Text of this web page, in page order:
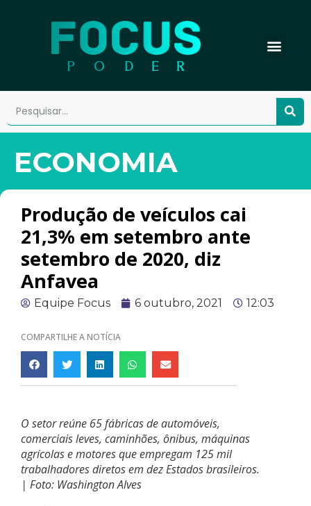
ECONOMIA
Produção de veículos cai
21,3% em setembro ante
setembro de 2020, diz
Anfavea
Equipe Focus 6 outubro, 2021 12:03
COMPARTILHE A NOTÍCIA
O setor reúne 65 fábricas de automóveis,
comerciais leves, caminhões, ônibus, máquinas
agrícolas e motores que empregam 125 mil
trabalhadores diretos em dez Estados brasileiros.
| Foto: Washington Alves